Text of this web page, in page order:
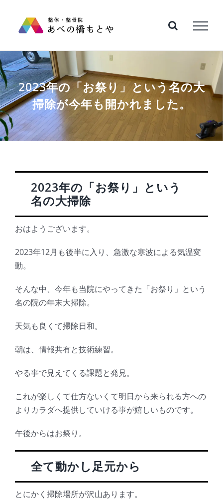
content
2023年の「お祭り」という名の大
掃除が今年も開かれました。
2023年の「お祭り」という
名の大掃除
おはようございます。
2023年12月も後半に入り、急激な寒波による気温変
動。
そんな中、今年も当院にやってきた「お祭り」という
名の院の年末大掃除。
天気も良くて掃除日和。
朝は、情報共有と技術練習。
やる事で見えてくる課題と発見。
これが楽しくて仕方ないくて明日から来られる方への
よりカラダへ提供していける事が嬉しいものです。
午後からはお祭り。
全て動かし足元から
とにかく掃除場所が沢山あります。